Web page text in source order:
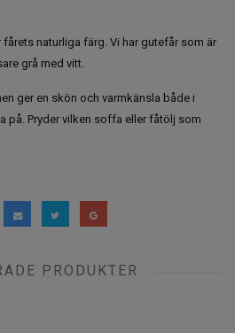
naturliga färg. Vi har gutefår som är
grå med vitt.
ger en skön och varmkänsla både i
på. Pryder vilken soffa eller fåtölj som
PRODUKTER